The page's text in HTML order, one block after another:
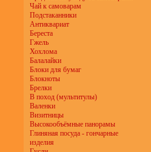
Чай к самоварам
Подстаканники
Антиквариат
Береста
Гжель
Хохлома
Балалайки
Блоки для бумаг
Блокноты
Брелки
В поход (мультитулы)
Валенки
Визитницы
Высокообъёмные панорамы
Глиняная посуда - гончарные
изделия